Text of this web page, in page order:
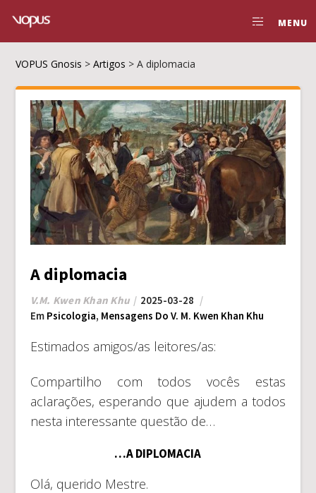
MENU
VOPUS Gnosis >Artigos >A diplomacia
A diplomacia
V.M. Kwen Khan Khu
2025-03-28
Em Psicologia, Mensagens Do V. M. Kwen Khan Khu
Estimados amigos/as leitores/as:
Compartilho com todos vocês estas
aclarações, esperando que ajudem a todos
nesta interessante questão de…
…A DIPLOMACIA
Olá, querido Mestre.